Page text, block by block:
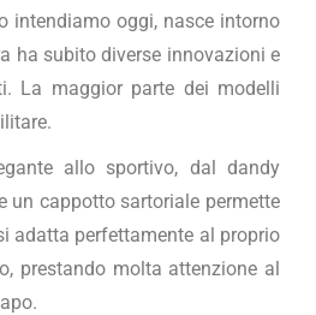
intendiamo oggi, nasce intorno
ha subito diverse innovazioni e
La maggior parte dei modelli
allo sportivo, dal dandy
un cappotto sartoriale permette
adatta perfettamente al proprio
prestando molta attenzione al